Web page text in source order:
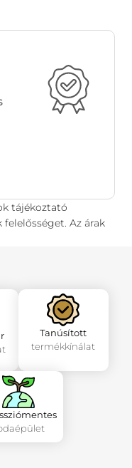
tájékoztató
Az árak
Tanúsított
termékkínálat